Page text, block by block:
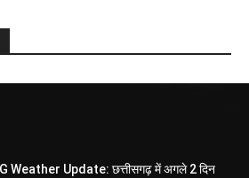
Weather Update: छत्तीसगढ़ में अगले 2 दिन